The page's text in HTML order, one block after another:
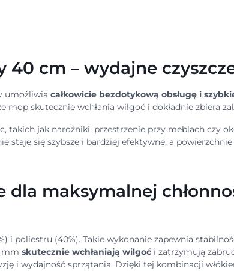
40 cm – wydajne
umożliwia całkowicie bezdotykową obsługę i
mop skutecznie wchłania wilgoć i dokładnie zbiera
takich jak narożniki, przestrzenie przy meblach czy
staje się szybsze i bardziej efektywne, a
dla maksymalnej
i poliestru (40%). Takie wykonanie zapewnia
mm skutecznie wchłaniają wilgoći zatrzymują
i wydajność sprzątania. Dzięki tej kombinacji